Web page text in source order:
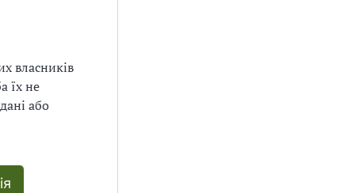
власників
їх не
або